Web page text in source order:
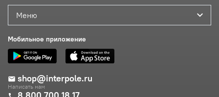
Меню
Мобильное приложение
shop@interpole.ru
Написать нам